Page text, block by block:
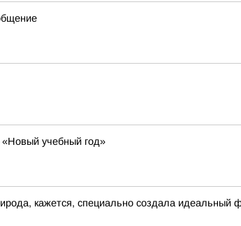
учебный год»
кажется, специально создала